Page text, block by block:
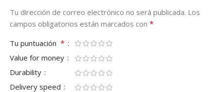
Tu dirección de correo electrónico no será publicada. Los
campos obligatorios están marcados con *
Tu puntuación *
Value for money
Durability
Delivery speed